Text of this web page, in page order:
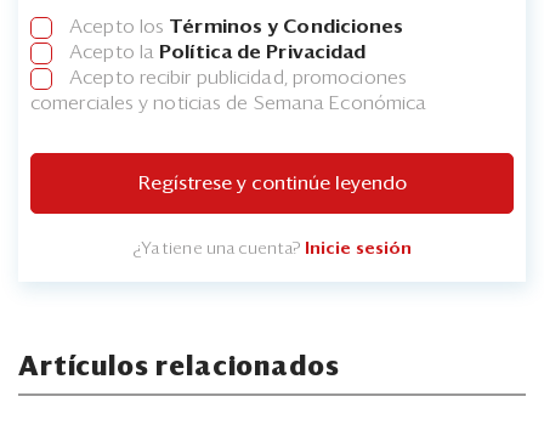
Acepto los Términos y Condiciones
Acepto la Política de Privacidad
Acepto recibir publicidad, promociones
comerciales y noticias de Semana Económica
Regístrese y continúe leyendo
¿Ya tiene una cuenta? Inicie sesión
Artículos relacionados